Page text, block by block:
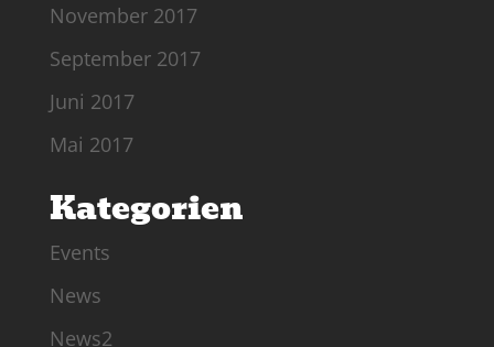
November 2017
September 2017
Juni 2017
Mai 2017
Kategorien
Events
News
News2